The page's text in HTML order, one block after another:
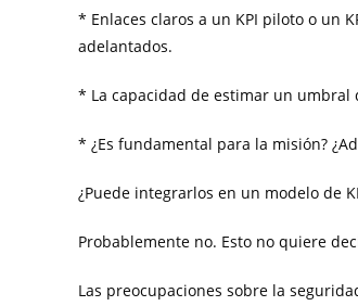
* Enlaces claros a un KPI piloto o un
adelantados.
* La capacidad de estimar un umbral
* ¿Es fundamental para la misión?
¿Puede integrarlos en un modelo de
Probablemente no. Esto no quiere
Las preocupaciones sobre la